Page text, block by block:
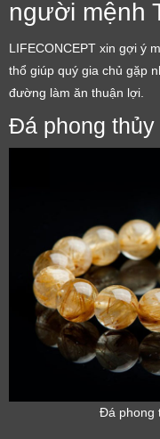
người mệnh
LIFECONCEPT xin gợi ý
thổ giúp quý gia chủ gặp
đường làm ăn thuận lợi.
Đá phong thủy
Đá phong